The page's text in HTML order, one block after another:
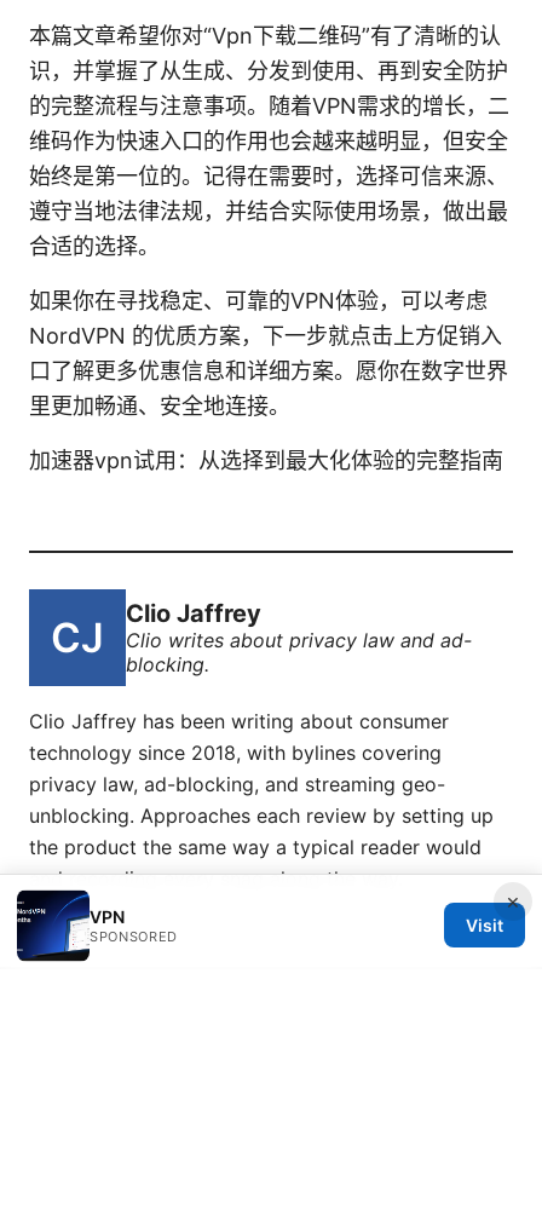
本篇文章希望你对“Vpn下载二维码”有了清晰的认
识，并掌握了从生成、分发到使用、再到安全防护
的完整流程与注意事项。随着VPN需求的增长，二
维码作为快速入口的作用也会越来越明显，但安全
始终是第一位的。记得在需要时，选择可信来源、
遵守当地法律法规，并结合实际使用场景，做出最
合适的选择。
如果你在寻找稳定、可靠的VPN体验，可以考虑
NordVPN 的优质方案，下一步就点击上方促销入
口了解更多优惠信息和详细方案。愿你在数字世界
里更加畅通、安全地连接。
加速器vpn试用：从选择到最大化体验的完整指南
Clio Jaffrey
Clio writes about privacy law and ad-
blocking.
Clio Jaffrey has been writing about consumer
technology since 2018, with bylines covering
privacy law, ad-blocking, and streaming geo-
unblocking. Approaches each review by setting up
the product the same way a typical reader would
and recording every snag along the way.
×
VPN
SPONSORED
Visit